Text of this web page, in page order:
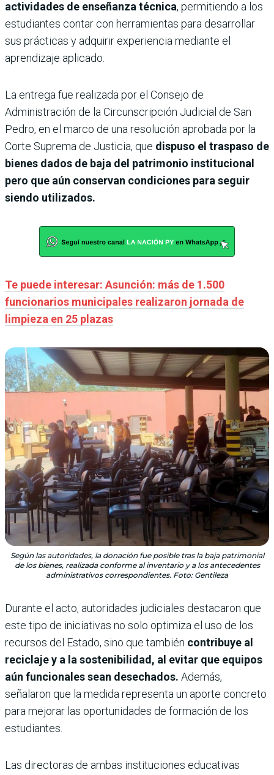
actividades de enseñanza técnica, permitiendo a los
estudiantes contar con herramientas para desarrollar
sus prácticas y adquirir experiencia mediante el
aprendizaje aplicado.
La entrega fue realizada por el Consejo de
Administración de la Circunscripción Judicial de San
Pedro, en el marco de una resolución aprobada por la
Corte Suprema de Justicia, que dispuso el traspaso de
bienes dados de baja del patrimonio institucional
pero que aún conservan condiciones para seguir
siendo utilizados.
Te puede interesar: Asunción: más de 1.500
funcionarios municipales realizaron jornada de
limpieza en 25 plazas
Según las autoridades, la donación fue posible tras la baja patrimonial
de los bienes, realizada conforme al inventario y a los antecedentes
administrativos correspondientes. Foto: Gentileza
Durante el acto, autoridades judiciales destacaron que
este tipo de iniciativas no solo optimiza el uso de los
recursos del Estado, sino que también contribuye al
reciclaje y a la sostenibilidad, al evitar que equipos
aún funcionales sean desechados. Además,
señalaron que la medida representa un aporte concreto
para mejorar las oportunidades de formación de los
estudiantes.
Las directoras de ambas instituciones educativas